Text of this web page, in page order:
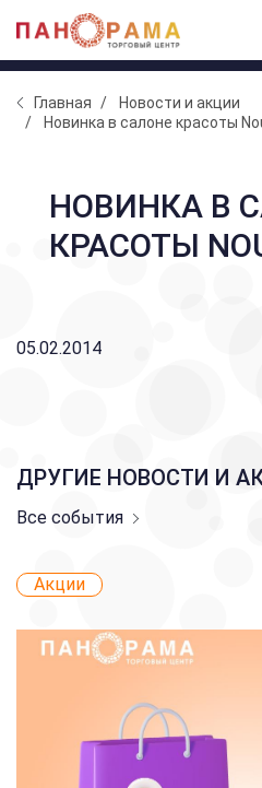
Главная
Новости и акции
Новинка в салоне красоты
НОВИНКА В
КРАСОТЫ
05.02.2014
ДРУГИЕ НОВОСТИ И
Все события
Акции